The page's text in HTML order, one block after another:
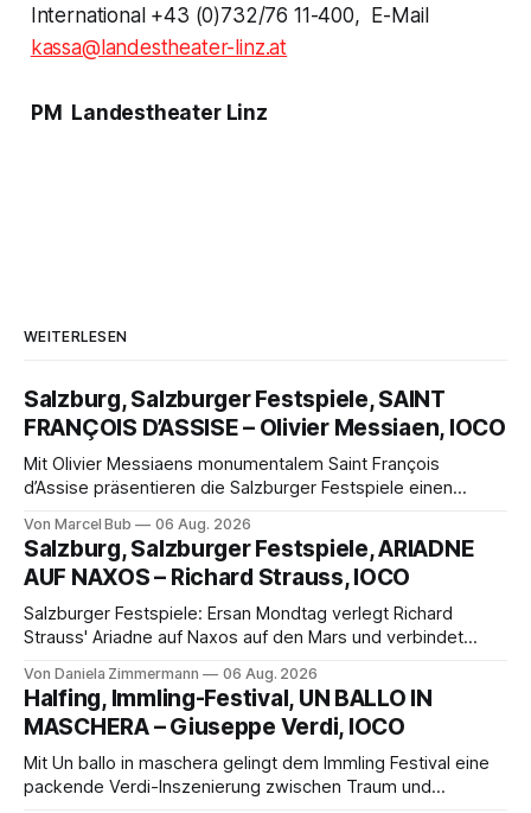
International +43 (0)732/76 11-400, E-Mail
kassa@landestheater-linz.at
PM Landestheater Linz
WEITERLESEN
Salzburg, Salzburger Festspiele, SAINT
FRANÇOIS D’ASSISE – Olivier Messiaen, IOCO
Mit Olivier Messiaens monumentalem Saint François
d’Assise präsentieren die Salzburger Festspiele einen
eine bildgewaltige Inszenierung, Maxime Pascal entfaltet
die komplexe Partitur eindrucksvoll, Philippe Sly berührt als
Franziskus.
Von Marcel Bub 06 Aug. 2026
Salzburg, Salzburger Festspiele, ARIADNE
AUF NAXOS – Richard Strauss, IOCO
Salzburger Festspiele: Ersan Mondtag verlegt Richard
Strauss' Ariadne auf Naxos auf den Mars und verbindet
Aufführung mit starken Solisten und den Wiener
Philharmonikern, szenisch bleibt der zweite Akt jedoch
hinter den Erwartungen zurück.
Von Daniela Zimmermann 06 Aug. 2026
Halfing, Immling-Festival, UN BALLO IN
MASCHERA – Giuseppe Verdi, IOCO
Mit Un ballo in maschera gelingt dem Immling Festival eine
packende Verdi-Inszenierung zwischen Traum und